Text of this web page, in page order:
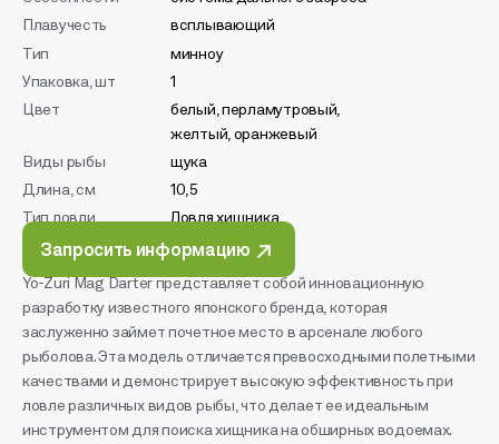
Плавучесть
всплывающий
Тип
минноу
Упаковка, шт
1
Цвет
белый, перламутровый,
желтый, оранжевый
Виды рыбы
щука
Длина, см
10,5
Тип ловли
Ловля хищника
Запросить информацию
Yo-Zuri Mag Darter представляет собой инновационную
разработку известного японского бренда, которая
заслуженно займет почетное место в арсенале любого
рыболова. Эта модель отличается превосходными полетными
качествами и демонстрирует высокую эффективность при
ловле различных видов рыбы, что делает ее идеальным
инструментом для поиска хищника на обширных водоемах.